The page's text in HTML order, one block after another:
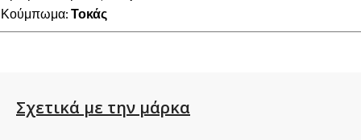
Κούμπωμα: Τοκάς
Σχετικά με την μάρκα